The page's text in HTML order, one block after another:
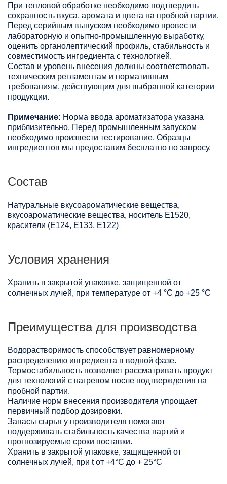
При тепловой обработке необходимо подтвердить
сохранность вкуса, аромата и цвета на пробной партии.
Перед серийным выпуском необходимо провести
лабораторную и опытно-промышленную выработку,
оценить органолептический профиль, стабильность и
совместимость ингредиента с технологией.
Состав и уровень внесения должны соответствовать
техническим регламентам и нормативным
требованиям, действующим для выбранной категории
продукции.
Примечание: Норма ввода ароматизатора указана
приблизительно. Перед промышленным запуском
необходимо произвести тестирование. Образцы
ингредиентов мы предоставим бесплатно по запросу.
Состав
Натуральные вкусоароматические вещества,
вкусоароматические вещества, носитель Е1520,
красители (Е124, Е133, Е122)
Условия хранения
Хранить в закрытой упаковке, защищенной от
солнечных лучей, при температуре от +4 °C до +25 °C
Преимущества для производства
Водорастворимость способствует равномерному
распределению ингредиента в водной фазе.
Термостабильность позволяет рассматривать продукт
для технологий с нагревом после подтверждения на
пробной партии.
Наличие норм внесения производителя упрощает
первичный подбор дозировки.
Запасы сырья у производителя помогают
поддерживать стабильность качества партий и
прогнозируемые сроки поставки.
Хранить в закрытой упаковке, защищенной от
солнечных лучей, при t от +4°C до + 25°С